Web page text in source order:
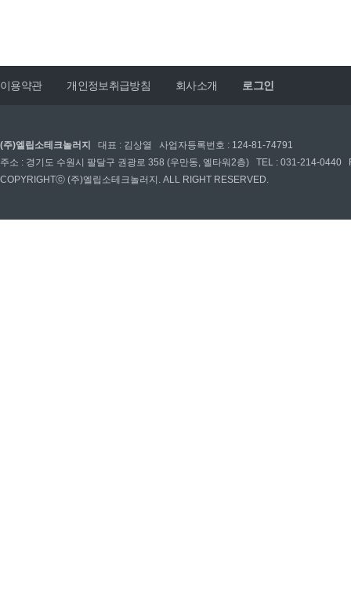
이용약관 개인정보취급방침 회사소개 로그인
(주)엘립소테크놀러지
대표 : 김상열 사업자등록번호 : 124-81-74791
주소 : 경기도 수원시 팔달구 권광로 358 (우만동, 엘타워2층) TEL : 031-214-
COPYRIGHTⓒ (주)엘립소테크놀러지. ALL RIGHT RESERVED.